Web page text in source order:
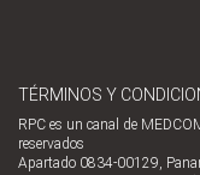
TÉRMINOS Y
RPC es un canal de
reservados
Apartado 0834-00129,